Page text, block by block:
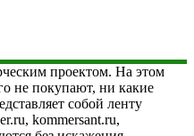
проектом. На этом
не покупают, ни какие
собой ленту
kommersant.ru,